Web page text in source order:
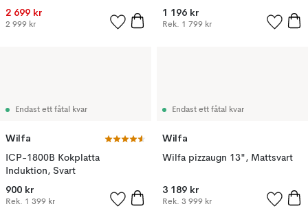
2 699 kr
2 999 kr
1 196 kr
Rek. 1 799 kr
Endast ett fåtal kvar
Wilfa
ICP-1800B Kokplatta
Induktion, Svart
900 kr
Rek. 1 399 kr
Endast ett fåtal kvar
Wilfa
Wilfa pizzaugn 13", Mattsvart
3 189 kr
Rek. 3 999 kr